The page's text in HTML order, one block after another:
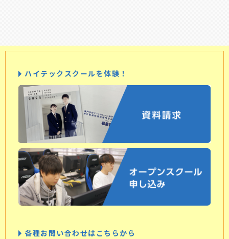
ハイテックスクールを体験！
各種お問い合わせはこちらから